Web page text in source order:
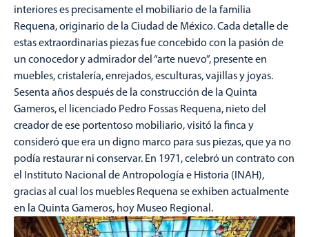
interiores es precisamente el mobiliario de la familia
Requena, originario de la Ciudad de México. Cada detalle de
estas extraordinarias piezas fue concebido con la pasión de
un conocedor y admirador del “arte nuevo”, presente en
muebles, cristalería, enrejados, esculturas, vajillas y joyas.
Sesenta años después de la construcción de la Quinta
Gameros, el licenciado Pedro Fossas Requena, nieto del
creador de ese portentoso mobiliario, visitó la finca y
consideró que era un digno marco para sus piezas, que ya no
podía restaurar ni conservar. En 1971, celebró un contrato con
el Instituto Nacional de Antropología e Historia (INAH),
gracias al cual los muebles Requena se exhiben actualmente
en la Quinta Gameros, hoy Museo Regional.